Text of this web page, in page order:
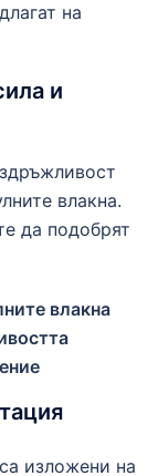
на
и
влакна.
да подобрят
влакна
изложени на